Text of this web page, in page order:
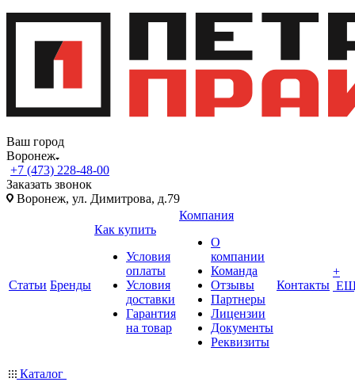
Ваш город
Воронеж
+7 (473) 228-48-00
Заказать звонок
Воронеж, ул. Димитрова, д.79
Статьи Бренды
Как купить
Условия
оплаты
Условия
доставки
Гарантия
на товар
Компания
О
компании
Команда
Отзывы
Партнеры
Лицензии
Документы
Реквизиты
Контакты
+
Каталог